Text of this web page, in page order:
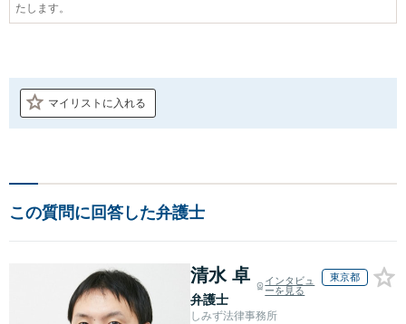
たします。
マイリストに入れる
この質問に回答した弁護士
清水 卓
弁護士
インタビュ
ーを見る
東京都
しみず法律事務所